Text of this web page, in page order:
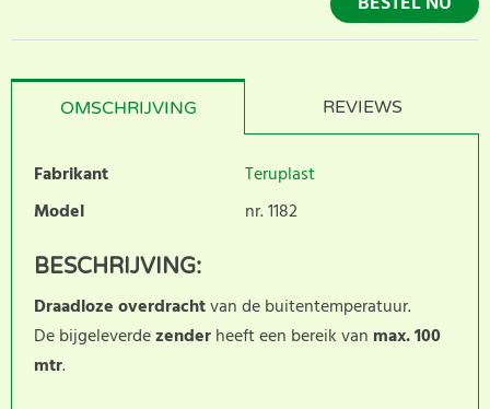
OMSCHRIJVING REVIEWS
Fabrikant
Teruplast
Model
nr. 1182
BESCHRIJVING:
Draadloze overdrachtvan de buitentemperatuur.
De bijgeleverdezenderheeft een bereik van max. 100
mtr.